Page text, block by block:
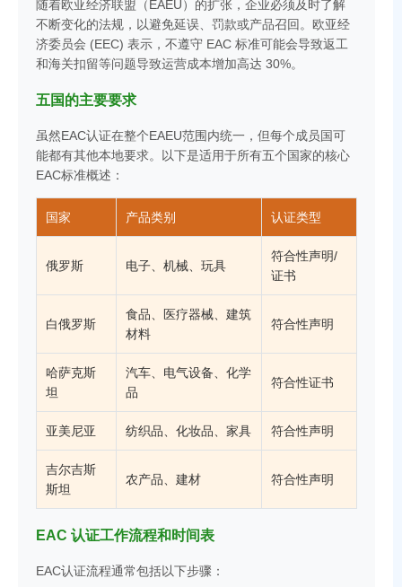
随着欧亚经济联盟（EAEU）的扩张，企业必须及时了解
不断变化的法规，以避免延误、罚款或产品召回。欧亚经
济委员会 (EEC) 表示，不遵守 EAC 标准可能会导致返工
和海关扣留等问题导致运营成本增加高达 30%。
五国的主要要求
虽然EAC认证在整个EAEU范围内统一，但每个成员国可
能都有其他本地要求。以下是适用于所有五个国家的核心
EAC标准概述：
国家 产品类别 认证类型
俄罗斯 电子、机械、玩具
符合性声明/
证书
白俄罗斯
食品、医疗器械、建筑
材料
符合性声明
哈萨克斯
坦
汽车、电气设备、化学
品
符合性证书
亚美尼亚 纺织品、化妆品、家具 符合性声明
吉尔吉斯
斯坦
农产品、建材 符合性声明
EAC 认证工作流程和时间表
EAC认证流程通常包括以下步骤：